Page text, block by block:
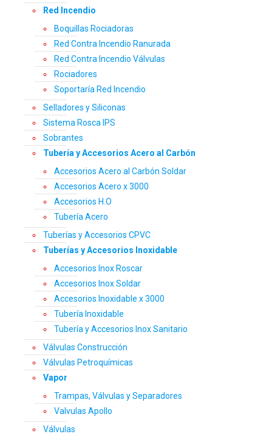
Red Incendio
Boquillas Rociadoras
Red Contra Incendio Ranurada
Red Contra Incendio Válvulas
Rociadores
Soportaría Red Incendio
Selladores y Siliconas
Sistema Rosca IPS
Sobrantes
Tubería y Accesorios Acero al Carbón
Accesorios Acero al Carbón Soldar
Accesorios Acero x 3000
Accesorios H.O
Tubería Acero
Tuberías y Accesorios CPVC
Tuberías y Accesorios Inoxidable
Accesorios Inox Roscar
Accesorios Inox Soldar
Accesorios Inoxidable x 3000
Tubería Inoxidable
Tubería y Accesorios Inox Sanitario
Válvulas Construcción
Válvulas Petroquímicas
Vapor
Trampas, Válvulas y Separadores
Valvulas Apollo
Válvulas